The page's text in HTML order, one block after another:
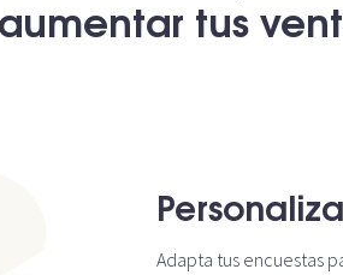
tus
Adapta tus encuestas